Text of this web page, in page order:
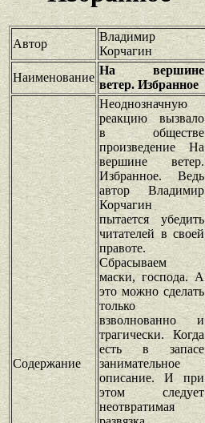
Автор
Владимир
Корчагин
Наименование
На вершине
ветер. Избранное
Содержание
Неоднозначную
реакцию вызвало
в обществе
произведение На
вершине ветер.
Избранное. Ведь
автор Владимир
Корчагин
пытается убедить
читателей в своей
правоте.
Сбрасываем
маски, господа. А
это можно сделать
только
взволнованно и
трагически. Когда
есть в запасе
занимательное
описание. И при
этом следует
неотвратимая